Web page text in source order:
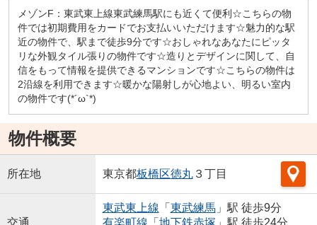
メゾンF：東武東上線東武練馬駅にも近くて便利☆こちらの物
件では初期費用をカードでお支払いいただけます☆魅力的な駅
近の物件で、駅まで徒歩9分です☆おしゃれなあなたにピッタ
リな外観タイル張りの物件です☆造りとデザインに関して、自
信をもって情報を提供できるマンションです☆こちらの物件は
2沿線を利用できます☆暖かな陽射しが心地よい、明るい室内
の物件です(*´ω`*)
物件概要
所在地 東京都板橋区徳丸３丁目
交通
東武東上線 「 東武練馬」駅 徒歩9分
有楽町線 「 地下鉄赤塚 」駅 徒歩24分